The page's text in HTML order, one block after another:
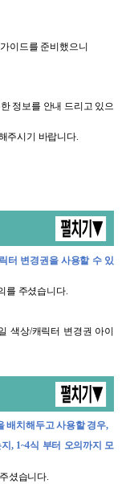
이드를 준비했으니
정보를 안내 드리고 있으
주시기 바랍니다.
터 변경권을 사용할 수 있
를 주셨습니다.
색상/캐릭터 변경권 아이
배치해두고 사용할 경우,
, 1~4식 부터 오의까지 모
셨습니다